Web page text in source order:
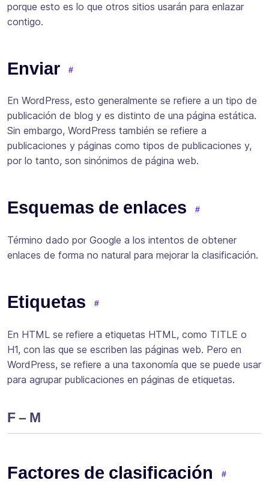
porque esto es lo que otros sitios usarán para enlazar
contigo.
Enviar
En WordPress, esto generalmente se refiere a un tipo de
publicación de blog y es distinto de una página estática.
Sin embargo, WordPress también se refiere a
publicaciones y páginas como tipos de publicaciones y,
por lo tanto, son sinónimos de página web.
Esquemas de enlaces
Término dado por Google a los intentos de obtener
enlaces de forma no natural para mejorar la clasificación.
Etiquetas
En HTML se refiere a etiquetas HTML, como TITLE o
H1, con las que se escriben las páginas web. Pero en
WordPress, se refiere a una taxonomía que se puede usar
para agrupar publicaciones en páginas de etiquetas.
F – M
Factores de clasificación